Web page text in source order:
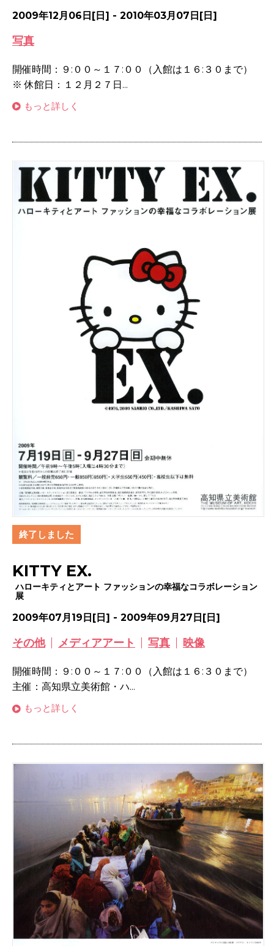
2009年12月06日[日] - 2010年03月07日[日]
写真
開催時間：９:００～１７:００（入館は１６:３０まで）
※ 休館日：１２月２７日...
もっと詳しく
終了しました
KITTY EX.
ハローキティとアート ファッションの幸福なコラボレーション
展
2009年07月19日[日] - 2009年09月27日[日]
その他 メディアアート 写真 映像
開催時間：９:００～１７:００（入館は１６:３０まで）
主催：高知県立美術館・ハ...
もっと詳しく